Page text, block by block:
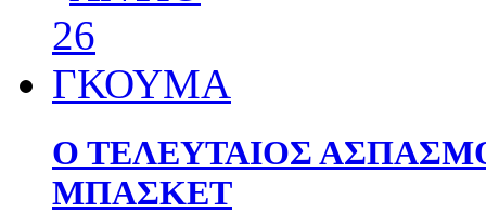
Ο ΤΕΛΕΥΤΑΙΟΣ
ΜΠΑΣΚΕΤ